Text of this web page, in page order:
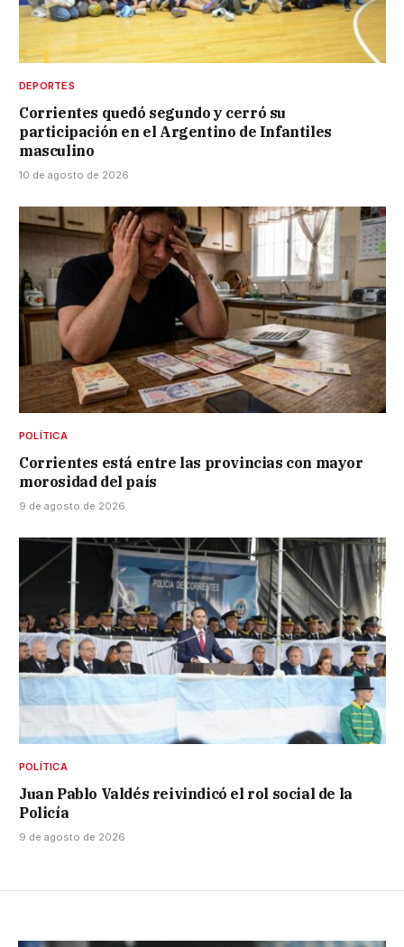
DEPORTES
Corrientes quedó segundo y cerró su
participación en el Argentino de Infantiles
masculino
10 de agosto de 2026
POLÍTICA
Corrientes está entre las provincias con mayor
morosidad del país
9 de agosto de 2026
POLÍTICA
Juan Pablo Valdés reivindicó el rol social de la
Policía
9 de agosto de 2026